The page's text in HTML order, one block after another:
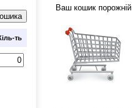
ть
Ваш кошик порожній